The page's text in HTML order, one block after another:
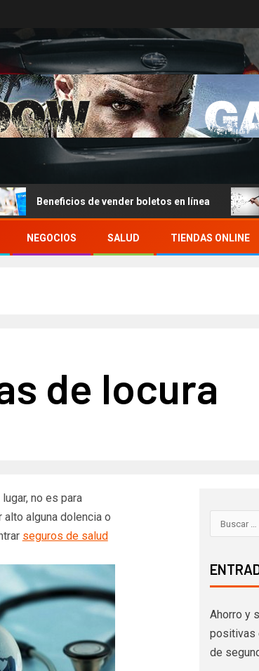
de vender boletos en línea
NEGOCIOS SALUD TIENDAS ONLINE
de locura
no es para
alguna dolencia o
seguros de salud
Ahorro y
positivas
de